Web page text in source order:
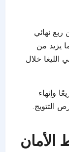
ربع نهائي
يزيد من
الليغا خلال
وإنهاء
التتويج.
الأمان